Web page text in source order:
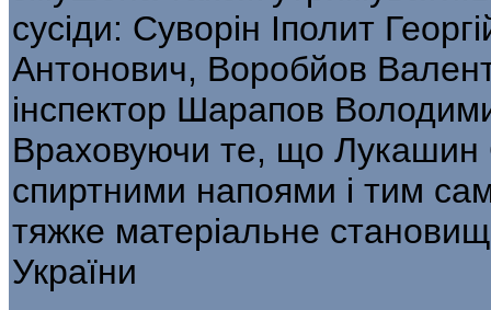
сусіди: Суворін Іполит
Антонович, Воробйов
інспектор Шарапов
Враховуючи те, що Лукашин
спиртними напоями і тим
тяжке матеріальне
України